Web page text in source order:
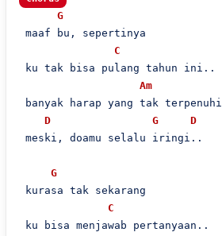
G
maaf bu, sepertinya
C
ku tak bisa pulang tahun ini..
Am
banyak harap yang tak terpenuhi
D
G
D
meski, doamu selalu iringi..
G
kurasa tak sekarang
C
ku bisa menjawab pertanyaan..